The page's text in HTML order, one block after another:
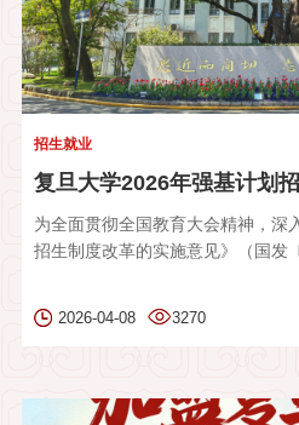
招生就业
复旦大学2026年强基计划
为全面贯彻全国教育大会精神，深
招生制度改革的实施意见》（国发
2026-04-08 3270